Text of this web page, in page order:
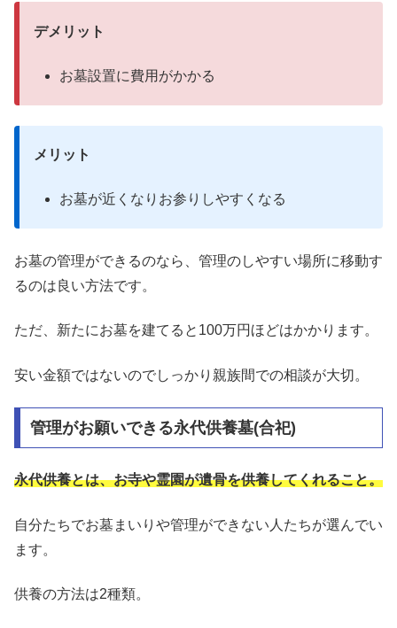
デメリット
お墓設置に費用がかかる
メリット
お墓が近くなりお参りしやすくなる
お墓の管理ができるのなら、管理のしやすい場所に移動す
るのは良い方法です。
ただ、新たにお墓を建てると100万円ほどはかかります。
安い金額ではないのでしっかり親族間での相談が大切。
管理がお願いできる永代供養墓(合祀)
永代供養とは、お寺や霊園が遺骨を供養してくれること。
自分たちでお墓まいりや管理ができない人たちが選んでい
ます。
供養の方法は2種類。